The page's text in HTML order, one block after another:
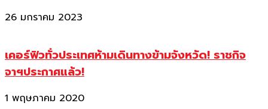
26 มกราคม 2023
เคอร์ฟิวทั่วประเทศห้ามเดินทางข้ามจังหวัด! ราชกิจ
จาฯประกาศแล้ว!
1 พฤษภาคม 2020